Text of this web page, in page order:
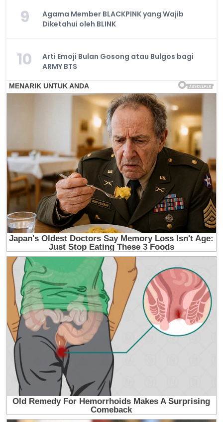
9
Agama Member BLACKPINK yang Wajib
Diketahui oleh BLINK
10
Arti Emoji Bulan Gosong atau Bulgos bagi
ARMY BTS